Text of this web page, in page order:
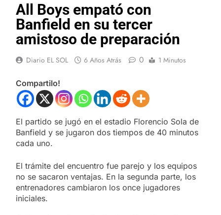
All Boys empató con
Banfield en su tercer
amistoso de preparación
Diario EL SOL 6 Años Atrás 0 1 Minutos
Compartilo!
El partido se jugó en el estadio Florencio Sola de
Banfield y se jugaron dos tiempos de 40 minutos
cada uno.
El trámite del encuentro fue parejo y los equipos
no se sacaron ventajas. En la segunda parte, los
entrenadores cambiaron los once jugadores
iniciales.